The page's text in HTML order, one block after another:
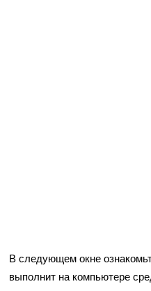
В следующем окне
выполнит на компьютере